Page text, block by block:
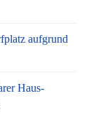
aufgrund
Haus-